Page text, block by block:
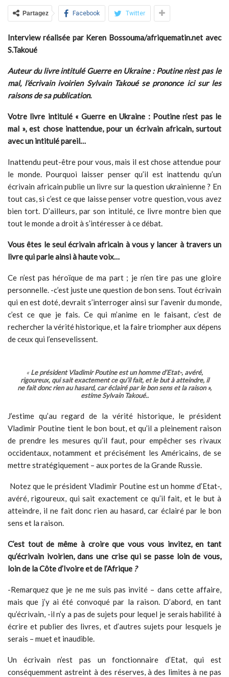
Partagez Facebook Twitter
Interview réalisée par Keren Bossouma/afriquematin.net avec
S.Takoué
Auteur du livre intitulé Guerre en Ukraine : Poutine n’est pas le
mal, l’écrivain ivoirien Sylvain Takoué se prononce ici sur les
raisons de sa publication.
Votre livre intitulé « Guerre en Ukraine : Poutine n’est pas le
mal », est chose inattendue, pour un écrivain africain, surtout
avec un intitulé pareil…
Inattendu peut-être pour vous, mais il est chose attendue pour
le monde. Pourquoi laisser penser qu’il est inattendu qu’un
écrivain africain publie un livre sur la question ukrainienne ? En
tout cas, si c’est ce que laisse penser votre question, vous avez
bien tort. D’ailleurs, par son intitulé, ce livre montre bien que
tout le monde a droit à s’intéresser à ce débat.
Vous êtes le seul écrivain africain à vous y lancer à travers un
livre qui parle ainsi à haute voix…
Ce n’est pas héroïque de ma part ; je n’en tire pas une gloire
personnelle. -c’est juste une question de bon sens. Tout écrivain
qui en est doté, devrait s’interroger ainsi sur l’avenir du monde,
c’est ce que je fais. Ce qui m’anime en le faisant, c’est de
rechercher la vérité historique, et la faire triompher aux dépens
de ceux qui l’ensevelissent.
«Le président Vladimir Poutine est un homme d’Etat-, avéré,
rigoureux, qui sait exactement ce qu’il fait, et le but à atteindre, il
ne fait donc rien au hasard, car éclairé par le bon sens et la raison »,
estime Sylvain Takoué..
J’estime qu’au regard de la vérité historique, le président
Vladimir Poutine tient le bon bout, et qu’il a pleinement raison
de prendre les mesures qu’il faut, pour empêcher ses rivaux
occidentaux, notamment et précisément les Américains, de se
mettre stratégiquement – aux portes de la Grande Russie.
Notez que le président Vladimir Poutine est un homme d’Etat-,
avéré, rigoureux, qui sait exactement ce qu’il fait, et le but à
atteindre, il ne fait donc rien au hasard, car éclairé par le bon
sens et la raison.
C’est tout de même à croire que vous vous invitez, en tant
qu’écrivain ivoirien, dans une crise qui se passe loin de vous,
loin de la Côte d’Ivoire et de l’Afrique ?
-Remarquez que je ne me suis pas invité – dans cette affaire,
mais que j’y ai été convoqué par la raison. D’abord, en tant
qu’écrivain, -il n’y a pas de sujets pour lequel je serais habilité à
écrire et publier des livres, et d’autres sujets pour lesquels je
serais – muet et inaudible.
Un écrivain n’est pas un fonctionnaire d’Etat, qui est
conséquemment astreint à des réserves, à des limites à ne pas